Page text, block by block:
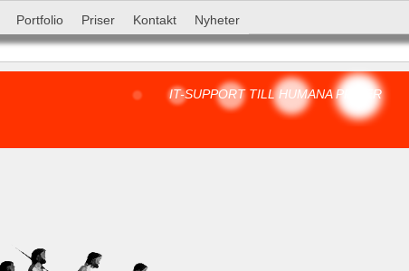
Portfolio Priser Kontakt Nyheter
IT-SUPPORT TILL HUMANA PRISER